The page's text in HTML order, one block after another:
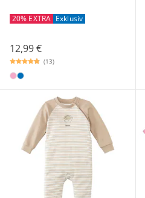
20% EXTRA Exklusiv
12,99 €
(13)